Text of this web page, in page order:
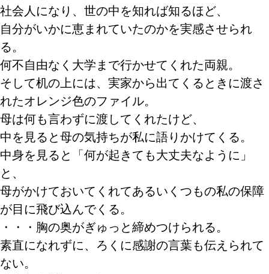
社会人になり、世の中を知れば知るほど、
自分がいかに恵まれていたのかを実感させられ
る。
何不自由なく大学まで行かせてくれた両親。
そして机の上には、実家から出てくるときに渡さ
れたオレンジ色のファイル。
母は何も言わずに渡してくれたけど、
中を見ると母の気持ちが私に語りかけてくる。
中身を見ると「何が起きても大丈夫なように」
と、
母がかけておいてくれてあるいくつもの私の保障
が目に飛び込んでくる。
・・・胸の奥がぎゅっと締めつけられる。
素直になれずに、ろくに感謝の言葉も伝えられて
ない。